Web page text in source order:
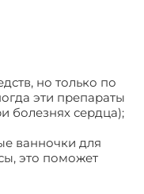
но только по
эти препараты
болезнях сердца);
ванночки для
это поможет